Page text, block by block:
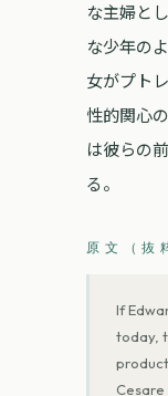
な主婦と
な少年の
女がプト
性的関心
は彼らの
る。
原文（抜
If
today,